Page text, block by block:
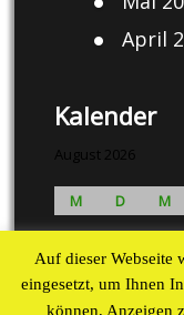
April
Kalender
August 2026
M D M
3
4 5
10
11 12
Auf dieser Webseite
eingesetzt, um Ihnen
können, Anzeigen